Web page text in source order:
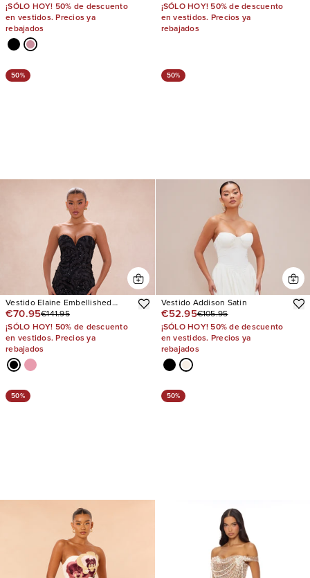
¡SÓLO HOY! 50% de descuento
en vestidos. Precios ya
rebajados
¡SÓLO HOY! 50% de descuento
en vestidos. Precios ya
rebajados
50%
Vestido Elaine Embellished
Sequin
€70.95€141.95
¡SÓLO HOY! 50% de descuento
en vestidos. Precios ya
rebajados
50%
Vestido Addison Satin
€52.95€105.95
¡SÓLO HOY! 50% de descuento
en vestidos. Precios ya
rebajados
50% 50%